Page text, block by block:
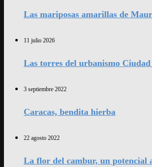
Las mariposas amarillas de
11 julio 2026
Las torres del urbanismo
3 septiembre 2022
Caracas, bendita hierba
22 agosto 2022
La flor del cambur, un potencial